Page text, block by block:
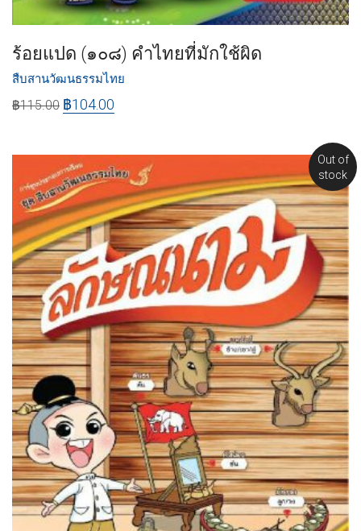
ร้อยแปด (๑๐๘) คำไทยที่มักใช้ผิด
สืบสานวัฒนธรรมไทย
฿115.00 ฿104.00
Out of
stock